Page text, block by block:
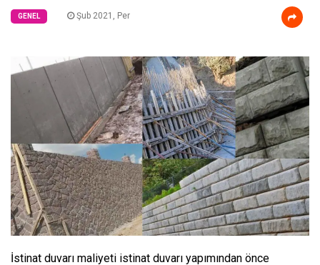
GENEL Şub 2021, Per
İstinat duvarı maliyeti istinat duvarı yapımından önce